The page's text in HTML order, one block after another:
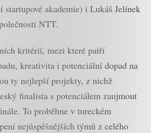
startupové akademie) i Lukáš Jelínek
NTT.
kritérií, mezi které patří
kreativita i potenciální dopad na
ty nejlepší projekty, z nichž
finalista s potenciálem zaujmout
To proběhne v tureckém
nejúspěšnějších týmů z celého